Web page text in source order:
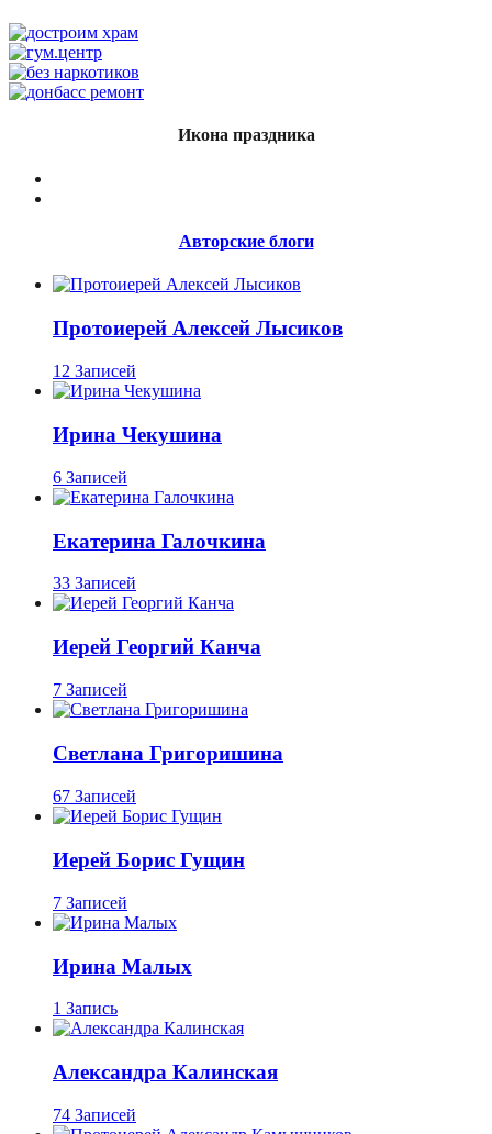
Икона праздника
Авторские блоги
Протоиерей Алексей Лысиков
12 Записей
Ирина Чекушина
6 Записей
Екатерина Галочкина
33 Записей
Иерей Георгий Канча
7 Записей
Светлана Григоришина
67 Записей
Иерей Борис Гущин
7 Записей
Ирина Малых
1 Запись
Александра Калинская
74 Записей